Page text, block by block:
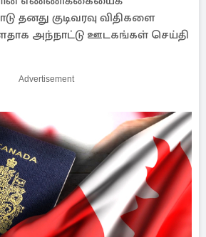
தனது குடிவரவு விதிகளை
அந்நாட்டு ஊடகங்கள் செய்தி
Advertisement